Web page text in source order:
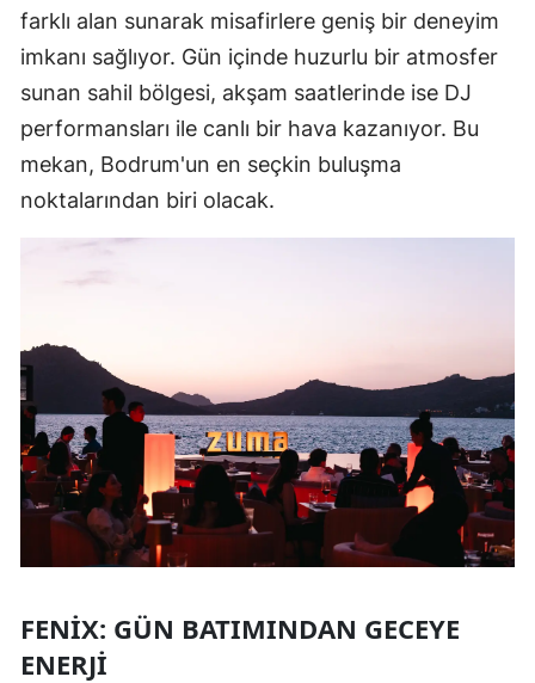
farklı alan sunarak misafirlere geniş bir deneyim
imkanı sağlıyor. Gün içinde huzurlu bir atmosfer
sunan sahil bölgesi, akşam saatlerinde ise DJ
performansları ile canlı bir hava kazanıyor. Bu
mekan, Bodrum'un en seçkin buluşma
noktalarından biri olacak.
FENIX: GÜN BATIMINDAN GECEYE
ENERJI